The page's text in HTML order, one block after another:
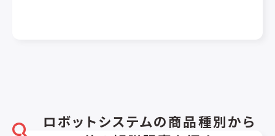
ロボットシステムの商品種別から